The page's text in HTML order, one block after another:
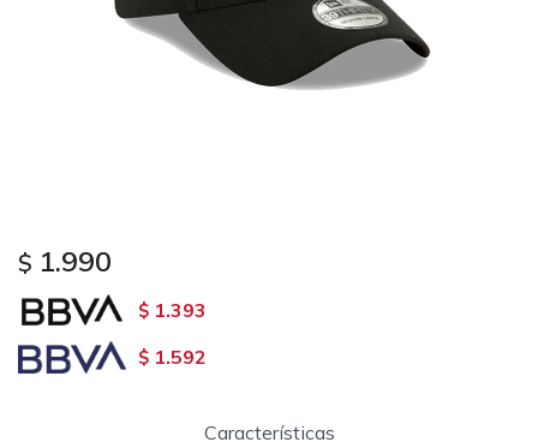
$ 1.990
$ 1.393
$ 1.592
Características